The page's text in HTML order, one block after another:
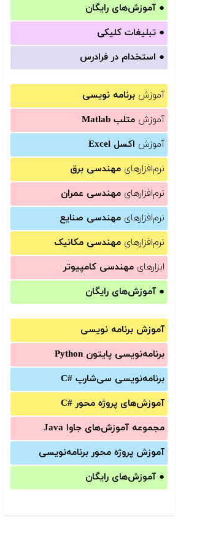
● آموزش‌های رایگان
● تبلیغات کلیکی
● استخدام در فرادرس
آموزش برنامه نویسی
آموزش متلب Matlab
آموزش اکسل Excel
نرم‌افزارهای مهندسی برق
نرم‌افزارهای مهندسی عمران
نرم‌افزارهای مهندسی صنایع
نرم‌افزارهای مهندسی مکانیک
ابزارهای مهندسی کامپیوتر
● آموزش‌های رایگان
آموزش برنامه نویسی
برنامه‌نویسی پایتون Python
برنامه‌‌نویسی سی‌شارپ C#‎
آموزش‌های پروژه محور #C
مجموعه آموزش‌های جاوا Java
آموزش‌ پروژه محور برنامه‌نویسی
● آموزش‌های رایگان